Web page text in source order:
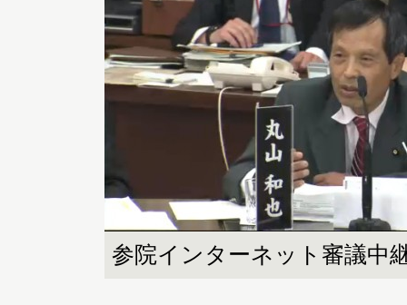
参院インターネット審議中